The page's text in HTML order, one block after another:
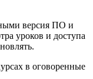
версия ПО и
уроков и доступа
в оговоренные